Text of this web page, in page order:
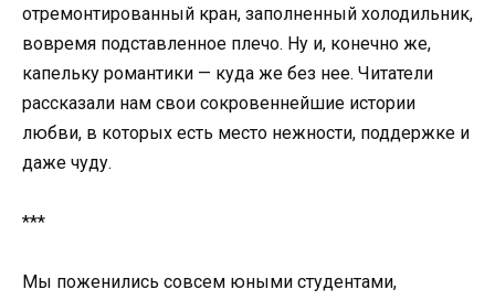
отремонтированный кран, заполненный холодильник,
вовремя подставленное плечо. Ну и, конечно же,
капельку романтики — куда же без нее. Читатели
рассказали нам свои сокровеннейшие истории
любви, в которых есть место нежности, поддержке и
даже чуду.
***
Мы поженились совсем юными студентами,